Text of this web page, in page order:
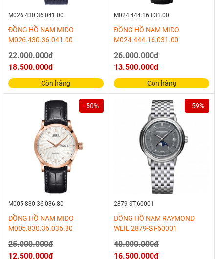
M026.430.36.041.00
ĐỒNG HỒ NAM MIDO
M026.430.36.041.00
22.000.000đ
18.500.000đ
Còn hàng
M024.444.16.031.00
ĐỒNG HỒ NAM MIDO
M024.444.16.031.00
26.000.000đ
13.500.000đ
Còn hàng
-50%
M005.830.36.036.80
ĐỒNG HỒ NAM MIDO
M005.830.36.036.80
25.000.000đ
12.500.000đ
-59%
2879-ST-60001
ĐỒNG HỒ NAM RAYMOND
WEIL 2879-ST-60001
40.000.000đ
16.500.000đ